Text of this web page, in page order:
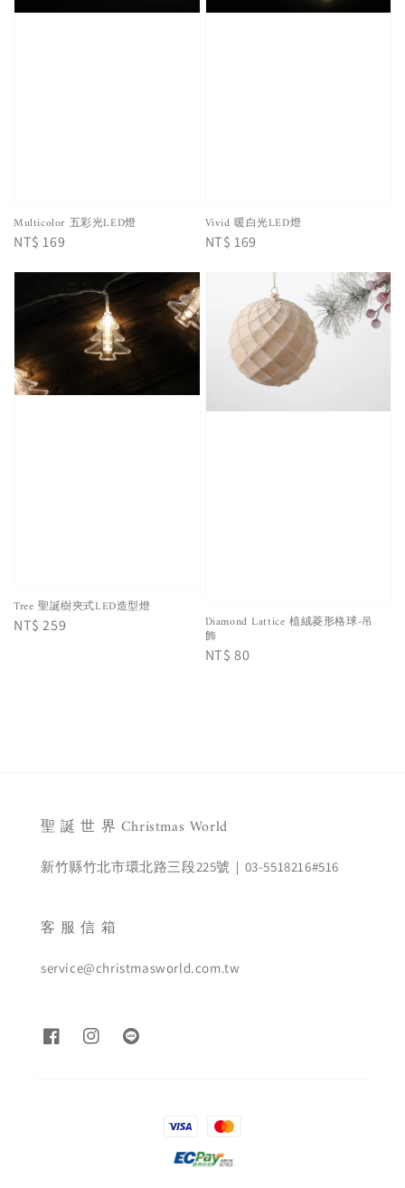
Multicolor 五彩光LED燈
Regular
NT$ 169
Vivid 暖白光LED燈
Regular
NT$ 169
Tree 聖誕樹夾式LED造型燈
Regular
NT$ 259 Diamond Lattice 植絨菱形格球-吊
飾
Regular
NT$ 80
聖 誕 世 界 Christmas World
新竹縣竹北市環北路三段225號｜03-5518216#516
客 服 信 箱
service@christmasworld.com.tw